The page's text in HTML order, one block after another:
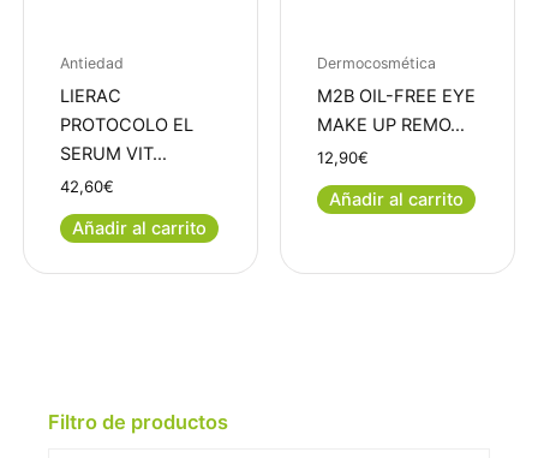
Filtro de productos
Antiedad
LIERAC
PROTOCOLO EL
SERUM VIT…
42,60€
Añadir al carrito
Dermocosmética
M2B OIL-FREE EYE
MAKE UP REMO…
12,90€
Añadir al carrito